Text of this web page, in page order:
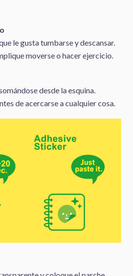
le gusta tumbarse y descansar.
moverse o hacer ejercicio.
desde la esquina.
de acercarse a cualquier cosa.